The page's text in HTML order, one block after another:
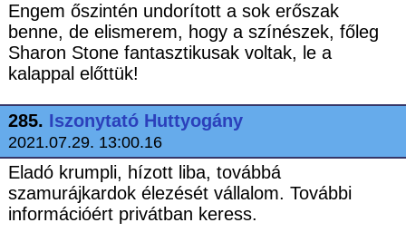
Engem őszintén undorított a sok erőszak
benne, de elismerem, hogy a színészek, főleg
Sharon Stone fantasztikusak voltak, le a
kalappal előttük!
285. Iszonytató Huttyogány
2021.07.29. 13:00.16
Eladó krumpli, hízott liba, továbbá
szamurájkardok élezését vállalom. További
információért privátban keress.